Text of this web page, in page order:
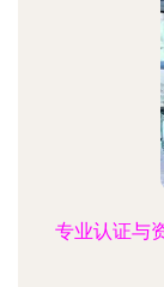
专业认证与